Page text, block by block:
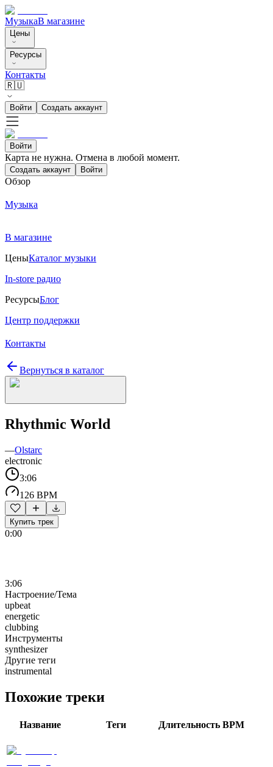
МузыкаВ магазине
Цены
Ресурсы
Контакты
🇷🇺
Войти Создать аккаунт
Войти
Карта не нужна. Отмена в любой момент.
Создать аккаунт Войти
Обзор
Музыка
В магазине
ЦеныКаталог музыки
In-store радио
РесурсыБлог
Центр поддержки
Контакты
Вернуться в каталог
Rhythmic World
—Olstarc
electronic
3:06
126 BPM
Купить трек
0:00
3:06
Настроение/Тема
upbeat
energetic
clubbing
Инструменты
synthesizer
Другие теги
instrumental
Похожие треки
Название Теги Длительность BPM